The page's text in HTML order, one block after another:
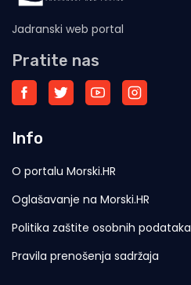
Jadranski web portal
Pratite nas
Info
O portalu Morski.HR
Oglašavanje na Morski.HR
Politika zaštite osobnih podataka
Pravila prenošenja sadržaja